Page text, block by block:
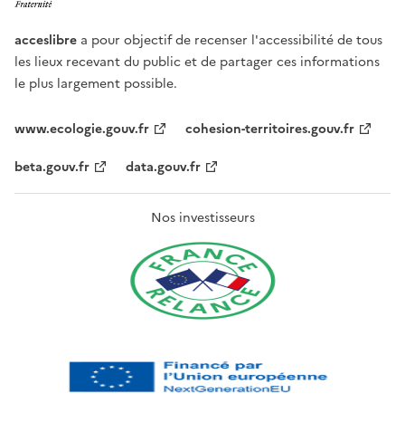
acceslibre a pour objectif de recenser l'accessibilité de tous
les lieux recevant du public et de partager ces informations
le plus largement possible.
www.ecologie.gouv.fr
cohesion-territoires.gouv.fr
beta.gouv.fr
data.gouv.fr
Nos investisseurs